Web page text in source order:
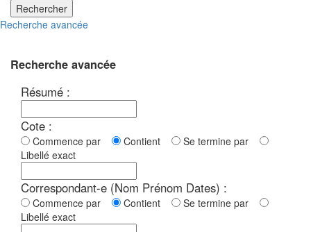
Rechercher
Recherche avancée
Recherche avancée
Résumé :
Cote :
Commence par Contient
Se termine par
Libellé exact
Correspondant-e (Nom Prénom Dates) :
Commence par Contient
Se termine par
Libellé exact